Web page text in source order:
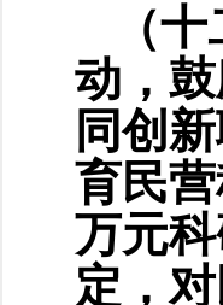
（
动，
同创
育民
万元
定，